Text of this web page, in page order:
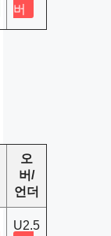
버
오
버/
언더
U2.5